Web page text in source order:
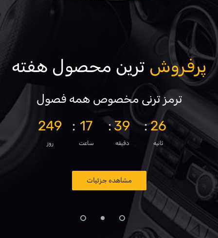
پرفروش ترین محصول هفته
ترمز ترنی مخصوص همه فصول
249
روز
17
ساعت
39
دقیقه
24
ثانیه
مشاهده جزئیات